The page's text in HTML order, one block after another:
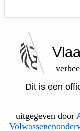
Dit is een
uitgegeven door